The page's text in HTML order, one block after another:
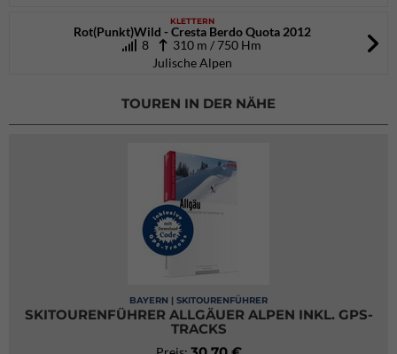
KLETTERN
Rot(Punkt)Wild - Cresta Berdo Quota 2012
8
310 m / 750 Hm
Julische Alpen
TOUREN IN DER NÄHE
BAYERN | SKITOURENFÜHRER
SKITOURENFÜHRER ALLGÄUER ALPEN INKL. GPS-
TRACKS